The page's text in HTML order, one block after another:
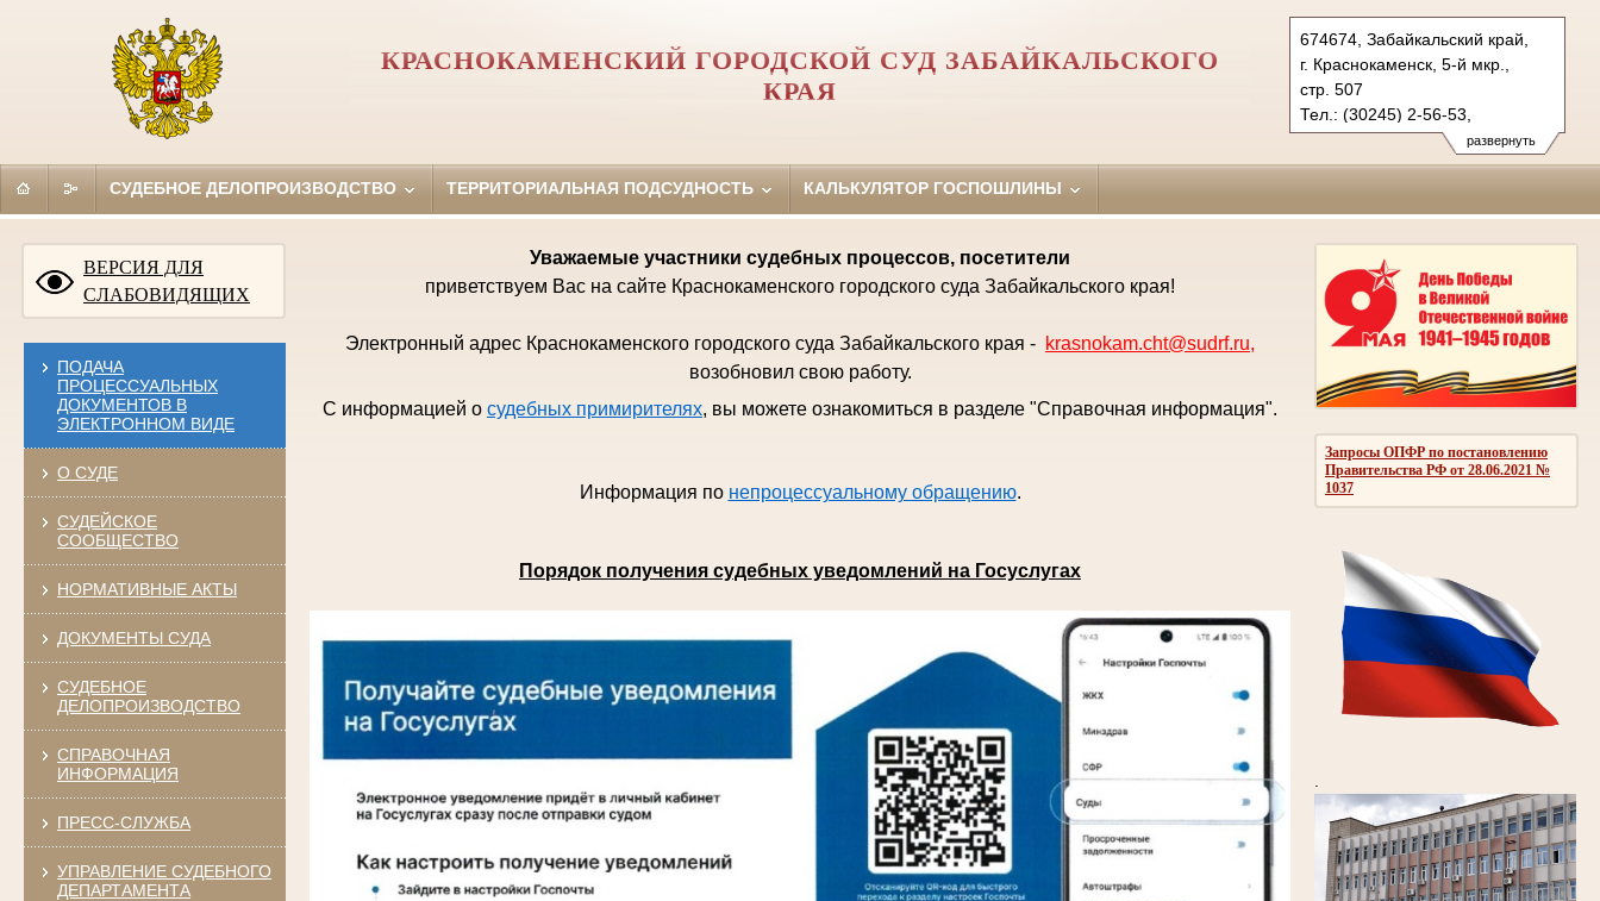
развернуть
674674, Забайкальский край,
г. Краснокаменск, 5-й мкр.,
стр. 507
Тел.: (30245) 2-56-53,
(3022) 23-83-71 (ф.)
krasnokam.cht@sudrf.ru
КРАСНОКАМЕНСКИЙ ГОРОДСКОЙ СУД ЗАБАЙКАЛЬСКОГО
КРАЯ
СУДЕБНОЕ ДЕЛОПРОИЗВОДСТВО ТЕРРИТОРИАЛЬНАЯ ПОДСУДНОСТЬ КАЛЬКУЛЯТОР ГОСПОШЛИНЫ
ВЕРСИЯ ДЛЯ
СЛАБОВИДЯЩИХ
ПОДАЧА
ПРОЦЕССУАЛЬНЫХ
ДОКУМЕНТОВ В
ЭЛЕКТРОННОМ ВИДЕ
О СУДЕ
СУДЕЙСКОЕ
СООБЩЕСТВО
НОРМАТИВНЫЕ АКТЫ
ДОКУМЕНТЫ СУДА
СУДЕБНОЕ
ДЕЛОПРОИЗВОДСТВО
СПРАВОЧНАЯ
ИНФОРМАЦИЯ
ПРЕСС-СЛУЖБА
УПРАВЛЕНИЕ СУДЕБНОГО
ДЕПАРТАМЕНТА
Запросы ОПФР по постановлению
Правительства РФ от 28.06.2021 №
1037
Уважаемые участники судебных процессов, посетители
приветствуем Вас на сайте Краснокаменского городского суда Забайкальского края!
Электронный адрес Краснокаменского городского суда Забайкальского края - krasnokam.cht@sudrf.ru,
возобновил свою работу.
С информацией о судебных примирителях, вы можете ознакомиться в разделе "Справочная информация".
Информация по непроцессуальному обращению.
Порядок получения судебных уведомлений на Госуслугах